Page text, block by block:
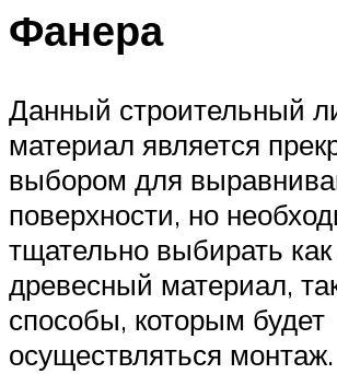
Фанера
Данный строительный
материал является
выбором для
поверхности, но
тщательно выбирать
древесный материал,
способы, которым будет
осуществляться монтаж.